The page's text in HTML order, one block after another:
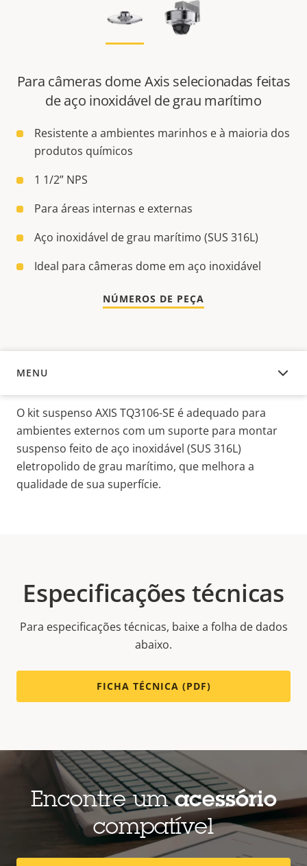
Para câmeras dome Axis selecionadas feitas
de aço inoxidável de grau marítimo
Resistente a ambientes marinhos e à maioria dos
produtos químicos
1 1/2” NPS
Para áreas internas e externas
Aço inoxidável de grau marítimo (SUS 316L)
Ideal para câmeras dome em aço inoxidável
NÚMEROS DE PEÇA
MENU
VISÃO GERAL
O kit suspenso AXIS TQ3106-SE é adequado para
ambientes externos com um suporte para montar
suspenso feito de aço inoxidável (SUS 316L)
eletropolido de grau marítimo, que melhora a
qualidade de sua superfície.
Especificações técnicas
Para especificações técnicas, baixe a folha de dados
abaixo.
FICHA TÉCNICA (PDF)
Encontre umacessório
compatível